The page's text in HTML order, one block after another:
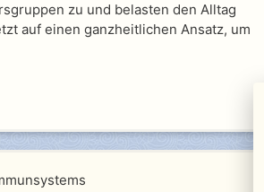
zu und belasten den Alltag
auf einen ganzheitlichen Ansatz, um